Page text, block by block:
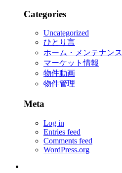
Categories
Uncategorized
ひとり言
ホーム・メンテナンス
マーケット情報
物件動画
物件管理
Meta
Log in
Entries feed
Comments feed
WordPress.org